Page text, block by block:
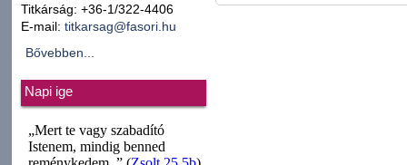
Titkárság: +36-1/322-4406
E-mail: titkarsag@fasori.hu
Bővebben...
Napi ige